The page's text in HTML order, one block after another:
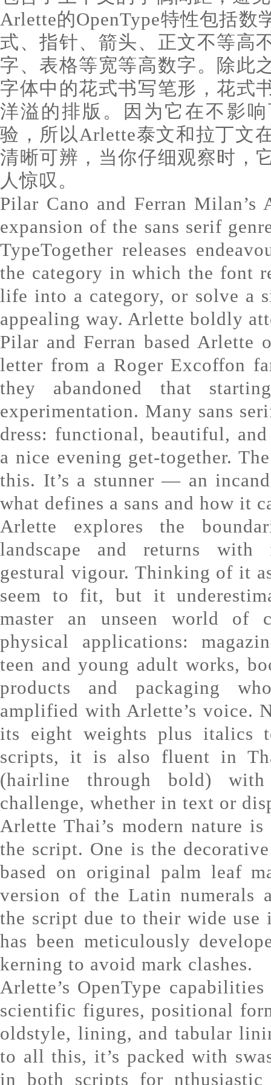
Arlette的OpenType特性包括数
式、指针、箭头、正文不等高
字、表格等宽等高数字。除此
字体中的花式书写笔形，花式
洋溢的排版。因为它在不影
验，所以Arlette泰文和拉丁文
清晰可辨，当你仔细观察时，
人惊叹。
Pilar Cano and Ferran
expansion of the sans serif
TypeTogether releases
the category in which the font
life into a category, or solve a
appealing way. Arlette boldly
Pilar and Ferran based Arlette
letter from a Roger Excoffon
they abandoned that
experimentation. Many sans
dress: functional, beautiful,
a nice evening get-together.
this. It’s a stunner — an
what defines a sans and how it
Arlette explores the
landscape and returns with
gestural vigour. Thinking of it
seem to fit, but it
master an unseen world of
physical applications:
teen and young adult works,
products and packaging
amplified with Arlette’s voice.
its eight weights plus italics
scripts, it is also fluent in
(hairline through bold)
challenge, whether in text or
Arlette Thai’s modern nature
the script. One is the
based on original palm leaf
version of the Latin numerals
the script due to their wide
has been meticulously
kerning to avoid mark clashes.
Arlette’s OpenType
scientific figures, positional
oldstyle, lining, and tabular
to all this, it’s packed with
in both scripts for nthusiastic